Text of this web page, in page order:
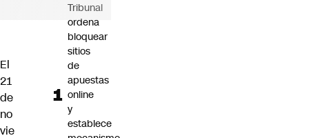
El
21
de
no
vie
Tribunal
ordena
bloquear
sitios
de
apuestas
online
y
establece